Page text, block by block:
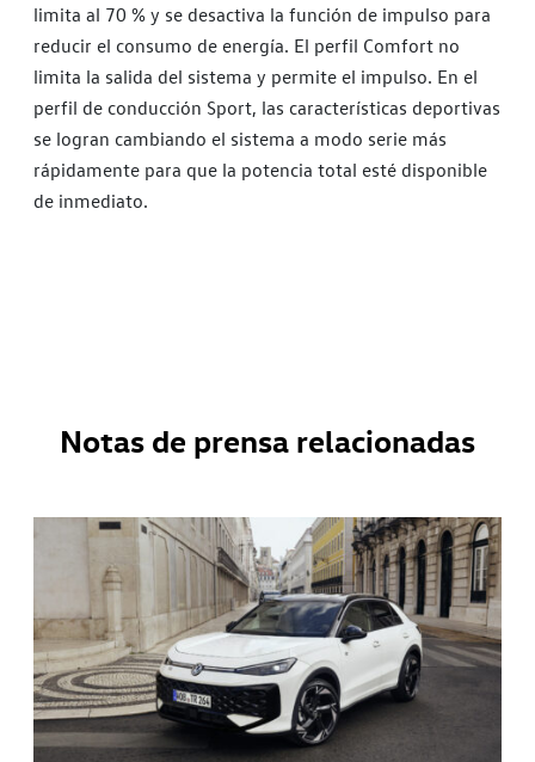
limita al 70 % y se desactiva la función de impulso para
reducir el consumo de energía. El perfil Comfort no
limita la salida del sistema y permite el impulso. En el
perfil de conducción Sport, las características deportivas
se logran cambiando el sistema a modo serie más
rápidamente para que la potencia total esté disponible
de inmediato.
Notas de prensa relacionadas